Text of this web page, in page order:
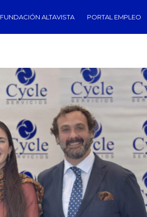
FUNDACIÓN ALTAVISTA PORTAL EMPLEO